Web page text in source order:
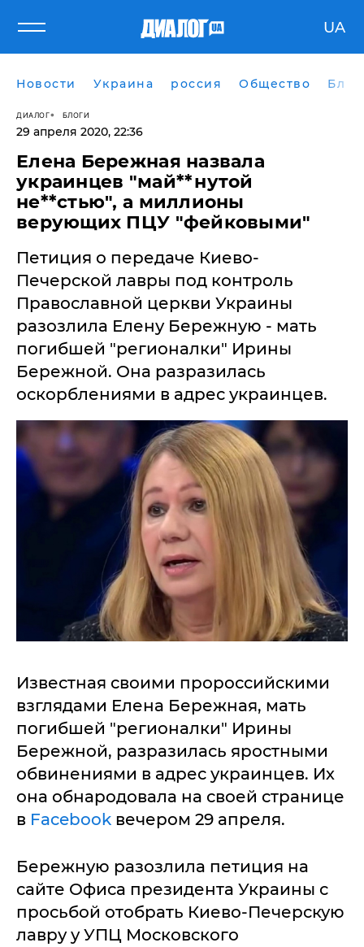
UA
Новости Украина россия Общество
ДИАЛОГ БЛОГИ
29 апреля 2020, 22:36
Елена Бережная назвала
украинцев "май**нутой
не**стью", а миллионы
верующих ПЦУ "фейковыми"
​Петиция о передаче Киево-
Печерской лавры под контроль
Православной церкви Украины
разозлила Елену Бережную - мать
погибшей "регионалки" Ирины
Бережной. Она разразилась
оскорблениями в адрес украинцев.
Известная своими пророссийскими
взглядами Елена Бережная, мать
погибшей "регионалки" Ирины
Бережной, разразилась яростными
обвинениями в адрес украинцев. Их
она обнародовала на своей странице
в Facebook вечером 29 апреля.
Бережную разозлила петиция на
сайте Офиса президента Украины с
просьбой отобрать Киево-Печерскую
лавру у УПЦ Московского